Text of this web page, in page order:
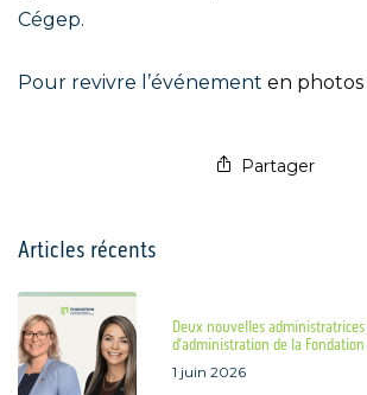
Cégep.
Pour revivre l’événementen photos
Partager
Articles récents
Deux nouvelles
d’administration de la Fondation
1 juin 2026